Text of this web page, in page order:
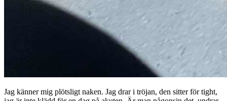
Jag känner mig plötsligt naken. Jag drar i tröjan, den sitter för tight,